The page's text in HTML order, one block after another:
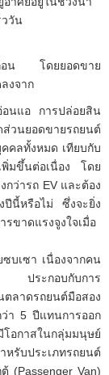
ววัน
ก่อน โดยยอดขาย
งจาก
นแอ การปล่อยสิน
วนยอดขายรถยนต์
คลทั้งหมด เทียบกับ
มขึ้นต่อเนื่อง โดย
ว่ารถ EV และต้อง
ปีนี้หรือไม่ ซึ่งจะยิ่ง
ขาดแรงจูงใจเมื่อ
บเซา เนื่องจากคน
ถ ประกอบกับการ
ตลาดรถยนต์มือสอง
ว่า 5 ปีแทนการออก
อกาสในกลุ่มมนุษย์
หรับประเภทรถยนต์
(Passenger Van)